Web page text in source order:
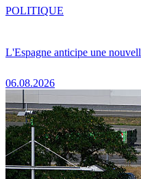
L'Espagne anticipe une
06.08.2026
POLITIQUE